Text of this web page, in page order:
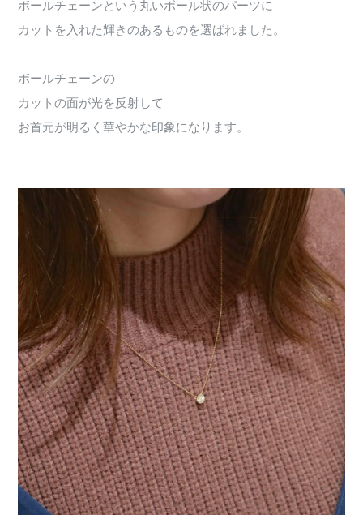
ボールチェーンという丸いボール状のパーツに
カットを入れた輝きのあるものを選ばれました。
ボールチェーンの
カットの面が光を反射して
お首元が明るく華やかな印象になります。